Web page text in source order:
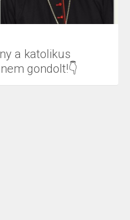
a katolikus
gondolt!👇